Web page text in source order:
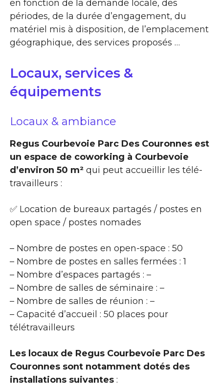
en fonction de la demande locale, des
périodes, de la durée d’engagement, du
matériel mis à disposition, de l’emplacement
géographique, des services proposés …
Locaux, services &
équipements
Locaux & ambiance
Regus Courbevoie Parc Des Couronnes est
un espace de coworking à Courbevoie
d’environ 50 m² qui peut accueillir les télé-
travailleurs :
✅ Location de bureaux partagés / postes en
open space / postes nomades
– Nombre de postes en open-space : 50
– Nombre de postes en salles fermées : 1
– Nombre d’espaces partagés : –
– Nombre de salles de séminaire : –
– Nombre de salles de réunion : –
– Capacité d’accueil : 50 places pour
télétravailleurs
Les locaux de Regus Courbevoie Parc Des
Couronnes sont notamment dotés des
installations suivantes :